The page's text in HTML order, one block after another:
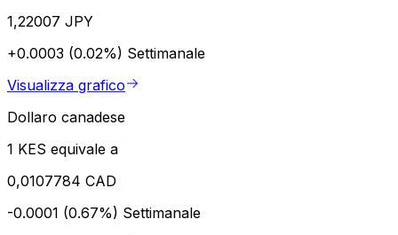
1,22007 JPY
+0.0003 (0.02%) Settimanale
Visualizza grafico
Dollaro canadese
1 KES equivale a
0,0107784 CAD
-0.0001 (0.67%) Settimanale